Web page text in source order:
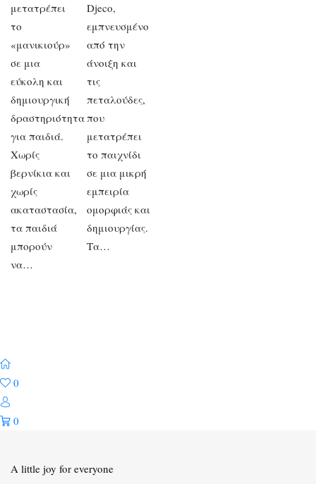
μετατρέπει
το
«μανικιούρ»
σε μια
εύκολη και
δημιουργική
δραστηριότητα
για παιδιά.
Χωρίς
βερνίκια και
χωρίς
ακαταστασία,
τα παιδιά
μπορούν
να…
Djeco,
εμπνευσμένο
από την
άνοιξη και
τις
πεταλούδες,
που
μετατρέπει
το παιχνίδι
σε μια μικρή
εμπειρία
ομορφιάς και
δημιουργίας.
Τα…
0
0
A little joy for everyone